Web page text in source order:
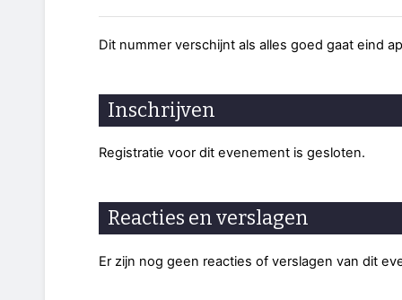
Dit nummer verschijnt als alles goed gaat eind
Inschrijven
Registratie voor dit evenement is gesloten.
Reacties en verslagen
Er zijn nog geen reacties of verslagen van dit